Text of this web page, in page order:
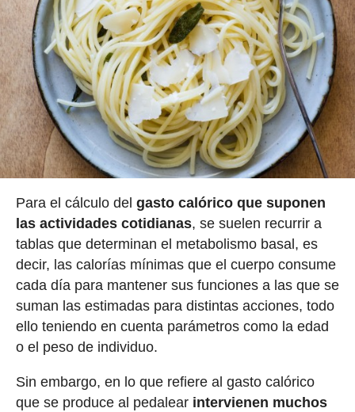
Para el cálculo del gasto calórico que suponen
las actividades cotidianas, se suelen recurrir a
tablas que determinan el metabolismo basal, es
decir, las calorías mínimas que el cuerpo consume
cada día para mantener sus funciones a las que se
suman las estimadas para distintas acciones, todo
ello teniendo en cuenta parámetros como la edad
o el peso de individuo.
Sin embargo, en lo que refiere al gasto calórico
que se produce al pedalear intervienen muchos